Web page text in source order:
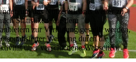
um das Nutzererlebnis weiter zu
Statistiken, die dem
zur Verfügung gestellt werden,
Werbung durch die
über verschiedene Webseiten.